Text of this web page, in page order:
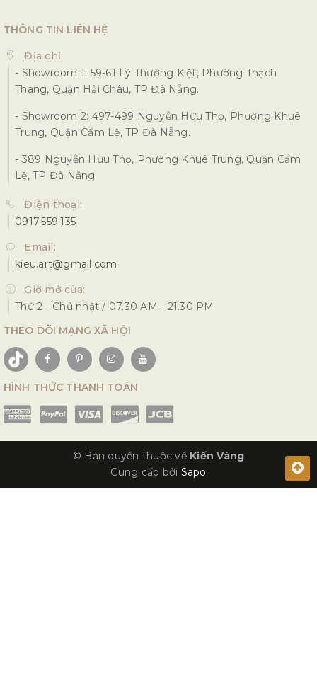
THÔNG TIN LIÊN HỆ
Địa chỉ:
- Showroom 1: 59-61 Lý Thường Kiệt, Phường Thạch
Thang, Quận Hải Châu, TP Đà Nẵng.
- Showroom 2: 497-499 Nguyễn Hữu Thọ, Phường Khuê
Trung, Quận Cẩm Lệ, TP Đà Nẵng.
- 389 Nguyễn Hữu Thọ, Phường Khuê Trung, Quận Cẩm
Lệ, TP Đà Nẵng
Điện thoại:
0917.559.135
Email:
kieu.art@gmail.com
Giờ mở cửa:
Thứ 2 - Chủ nhật / 07.30 AM - 21.30 PM
THEO DÕI MẠNG XÃ HỘI
HÌNH THỨC THANH TOÁN
© Bản quyền thuộc về Kiến Vàng
Cung cấp bởi Sapo